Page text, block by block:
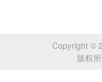
Copyright ©
版权